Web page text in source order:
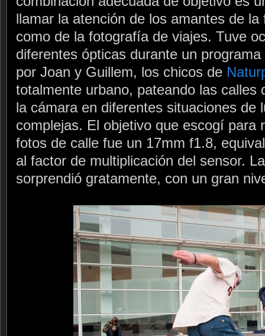
llamar la atención de los amantes de
como de la fotografía de viajes. Tuve
diferentes ópticas durante un
por Joan y Guillem, los chicos de
totalmente urbano, pateando las calles
la cámara en diferentes situaciones de
complejas. El objetivo que escogí para
fotos de calle fue un 17mm f1.8,
al factor de multiplicación del sensor.
sorprendió gratamente, con un gran